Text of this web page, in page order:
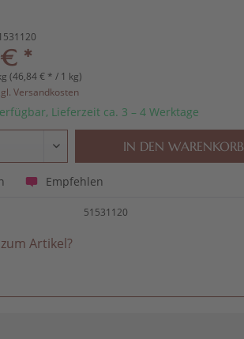
*
(46,84 € * / 1 kg)
Versandkosten
Lieferzeit ca. 3 – 4 Werktage
IN DEN WARENKORB
Empfehlen
51531120
Artikel?